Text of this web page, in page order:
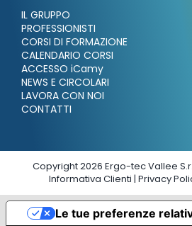
IL GRUPPO
PROFESSIONISTI
CORSI DI FORMAZIONE
CALENDARIO CORSI
ACCESSO iCamy
NEWS E CIRCOLARI
LAVORA CON NOI
CONTATTI
Copyright 2026 Ergo-tec Vallee
Informativa Clienti | Privacy
Le tue preferenze